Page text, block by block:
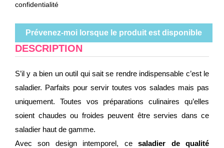
confidentialité
Prévenez-moi lorsque le produit est disponible
DESCRIPTION
S’il y a bien un outil qui sait se rendre indispensable c’est le
saladier. Parfaits pour servir toutes vos salades mais pas
uniquement. Toutes vos préparations culinaires qu’elles
soient chaudes ou froides peuvent être servies dans ce
saladier haut de gamme.
Avec son design intemporel, cesaladier de qualité